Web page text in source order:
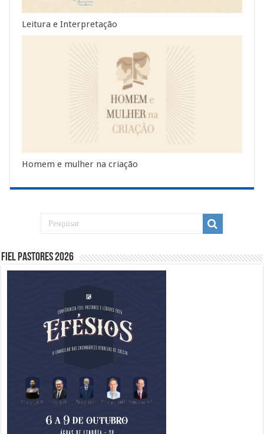
Leitura e Interpretação
Homem e mulher na criação
Fiel Pastores 2026